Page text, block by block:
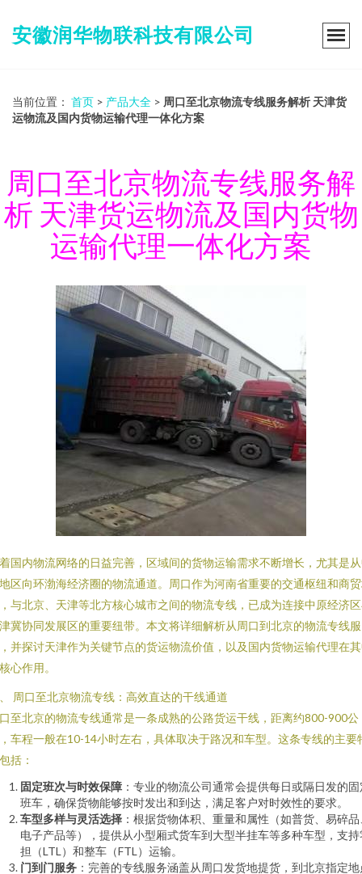
安徽润华物联科技有限公司
当前位置： 首页 > 产品大全 > 周口至北京物流专线服务解析 天津货
运物流及国内货物运输代理一体化方案
周口至北京物流专线服务解
析 天津货运物流及国内货物
运输代理一体化方案
国内物流网络的日益完善，区域间的货物运输需求不断增长，尤其是
区向环渤海经济圈的物流通道。周口作为河南省重要的交通枢纽和商
与北京、天津等北方核心城市之间的物流专线，已成为连接中原经济
冀协同发展区的重要纽带。本文将详细解析从周口到北京的物流专线服
并探讨天津作为关键节点的货运物流价值，以及国内货物运输代理在
心作用。
周口至北京物流专线：高效直达的干线通道
至北京的物流专线通常是一条成熟的公路货运干线，距离约800-900公
车程一般在10-14小时左右，具体取决于路况和车型。这条专线的主要
括：
固定班次与时效保障 ：专业的物流公司通常会提供每日或隔日发的
班车，确保货物能够按时发出和到达，满足客户对时效性的要求。
车型多样与灵活选择 ：根据货物体积、重量和属性（如普货、易碎
电子产品等），提供从小型厢式货车到大型半挂车等多种车型，支持
担（LTL）和整车（FTL）运输。
门到门服务 ：完善的专线服务涵盖从周口发货地提货，到北京指定地